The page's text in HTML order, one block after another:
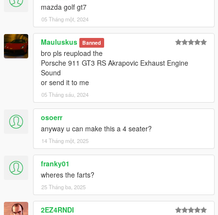
mazda golf gt7
05 Tháng một, 2024
Mauluskus Banned
bro pls reupload the
Porsche 911 GT3 RS Akrapovic Exhaust Engine
Sound
or send it to me
05 Tháng sáu, 2024
osoerr
anyway u can make this a 4 seater?
14 Tháng một, 2025
franky01
wheres the farts?
25 Tháng ba, 2025
2EZ4RNDI